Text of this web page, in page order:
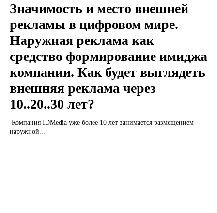
Значимость и место внешней
рекламы в цифровом мире.
Наружная реклама как
средство формирование имиджа
компании. Как будет выглядеть
внешняя реклама через
10..20..30 лет?
Компания IDMedia уже более 10 лет занимается размещением
наружной...